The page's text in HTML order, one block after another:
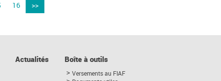
16 >>
Actualités Boîte à outils
Versements au FIAF